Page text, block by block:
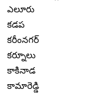
ఎలూరు
కడప
కరీంనగర్
కర్నూలు
కాకినాడ
కామారెడ్డి